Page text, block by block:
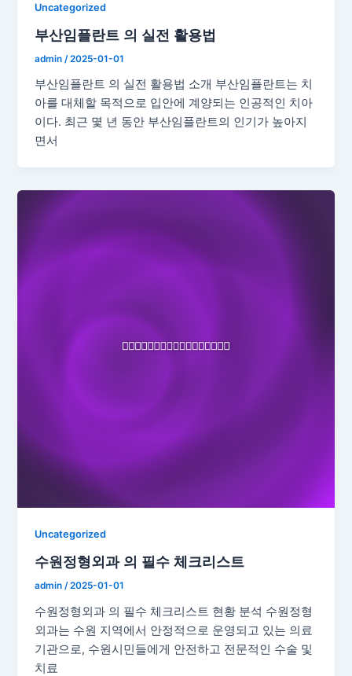
Uncategorized
부산임플란트 의 실전 활용법
admin /2025-01-01
부산임플란트 의 실전 활용법 소개 부산임플란트는 치
아를 대체할 목적으로 입안에 계양되는 인공적인 치아
이다. 최근 몇 년 동안 부산임플란트의 인기가 높아지
면서
Uncategorized
수원정형외과 의 필수 체크리스트
admin/2025-01-01
수원정형외과 의 필수 체크리스트 현황 분석 수원정형
외과는 수원 지역에서 안정적으로 운영되고 있는 의료
기관으로, 수원시민들에게 안전하고 전문적인 수술 및
치료